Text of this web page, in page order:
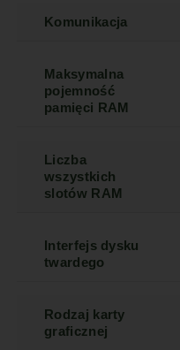
Komunikacja
Maksymalna
pojemność
pamięci RAM
Liczba
wszystkich
slotów RAM
Interfejs dysku
twardego
Rodzaj karty
graficznej